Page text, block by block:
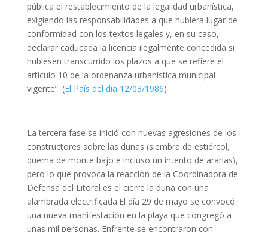
pública el restablecimiento de la legalidad urbanística,
exigiendo las responsabilidades a que hubiera lugar de
conformidad con los textos legales y, en su caso,
declarar caducada la licencia ilegalmente concedida si
hubiesen transcurrido los plazos a que se refiere el
artículo 10 de la ordenanza urbanística municipal
vigente”. (El País del día 12/03/1986)
La tercera fase se inició con nuevas agresiones de los
constructores sobre las dunas (siembra de estiércol,
quema de monte bajo e incluso un intento de ararlas),
pero lo que provoca la reacción de la Coordinadora de
Defensa del Litoral es el cierre la duna con una
alambrada electrificada.El día 29 de mayo se convocó
una nueva manifestación en la playa que congregó a
unas mil personas. Enfrente se encontraron con